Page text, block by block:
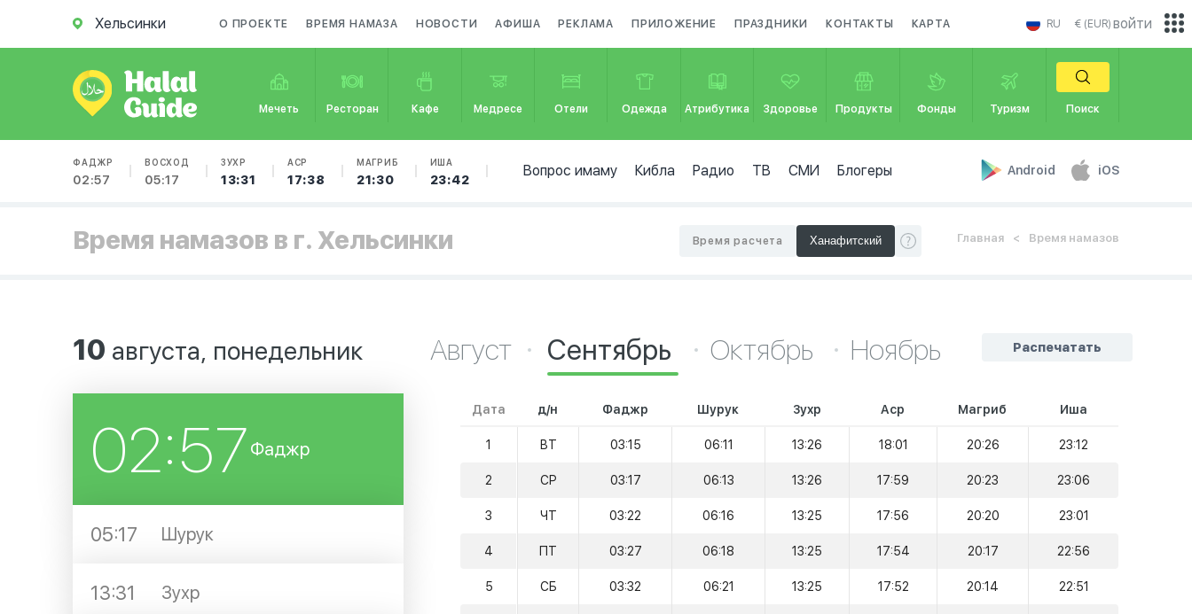
Хельсинки О ПРОЕКТЕ ВРЕМЯ НАМАЗА НОВОСТИ АФИША РЕКЛАМА ПРИЛОЖЕНИЕ ПРАЗДНИКИ КОНТАКТЫ КАРТА RU € (EUR)
Мечеть Ресторан Кафе Медресе Отели Одежда Атрибутика Здоровье Продукты Фонды Туризм Поиск
ФАДЖР
02:57
ВОСХОД
05:17
ЗУХР
13:31
АСР
17:38
МАГРИБ
21:30
ИША
23:42
Вопрос имаму Кибла Радио ТВ СМИ Блогеры Android iOS
войти
Время намазов в г. Хельсинки Главная Время намазов
Время расчета
10 августа, понедельник
02:57 Фаджр
05:17 Шурук
13:31 Зухр
Распечатать
Август Сентябрь Октябрь Ноябрь
Дата д/н Фаджр Шурук Зухр Аср Магриб Иша
1 ВТ 03:15 06:11 13:26 18:01 20:26 23:12
2 СР 03:17 06:13 13:26 17:59 20:23 23:06
3 ЧТ 03:22 06:16 13:25 17:56 20:20 23:01
4 ПТ 03:27 06:18 13:25 17:54 20:17 22:56
5 СБ 03:32 06:21 13:25 17:52 20:14 22:51